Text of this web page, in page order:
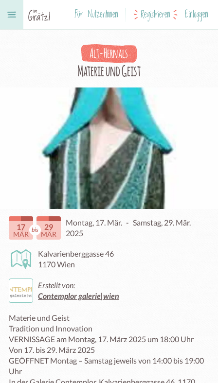
Für NutzerInnen Registrieren Einloggen
Alt-Hernals
Materie und Geist
17
MÄR
bis 29
MÄR
Montag, 17. Mär. - Samstag, 29. Mär.
2025
Kalvarienberggasse 46
1170 Wien
Erstellt von:
Contemplor galerie|wien
Materie und Geist
Tradition und Innovation
VERNISSAGE am Montag, 17. März 2025 um 18:00 Uhr
Von 17. bis 29. März 2025
GEÖFFNET Montag – Samstag jeweils von 14:00 bis 19:00
Uhr